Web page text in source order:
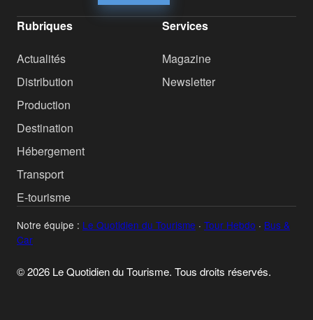
Rubriques
Actualités
Distribution
Production
Destination
Hébergement
Transport
E-tourisme
Services
Magazine
Newsletter
Notre équipe : Le Quotidien du Tourisme · Tour Hebdo · Bus &
Car
© 2026 Le Quotidien du Tourisme. Tous droits réservés.